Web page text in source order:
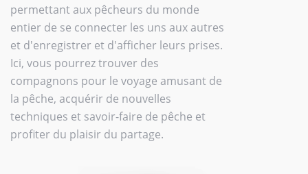
permettant aux pêcheurs du monde
entier de se connecter les uns aux autres
et d'enregistrer et d'afficher leurs prises.
Ici, vous pourrez trouver des
compagnons pour le voyage amusant de
la pêche, acquérir de nouvelles
techniques et savoir-faire de pêche et
profiter du plaisir du partage.